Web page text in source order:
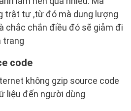
trật tự ,từ đó mà dung lượng
chắc chắn điều đó sẽ giảm đi
trang
code
không gzip source code
liệu đến người dùng